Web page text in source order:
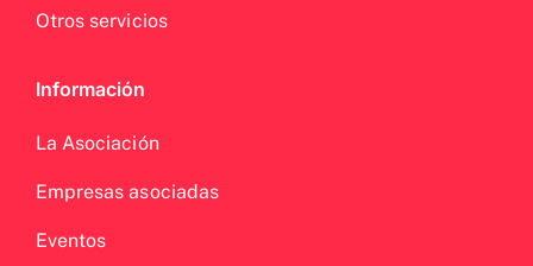
Otros servicios
Información
La Asociación
Empresas asociadas
Eventos